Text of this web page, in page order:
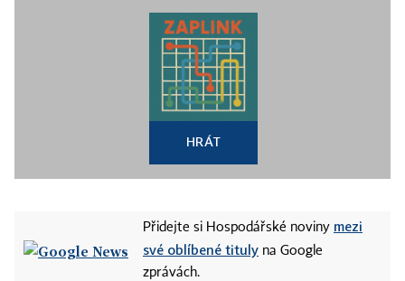
HRÁT
Přidejte si Hospodářské noviny mezi
své oblíbené tituly na Google
zprávách.